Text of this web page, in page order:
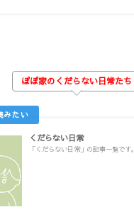
ぽぽ家のくだらない日常たち
くだらない日常
「くだらない日常」の記事一覧です。